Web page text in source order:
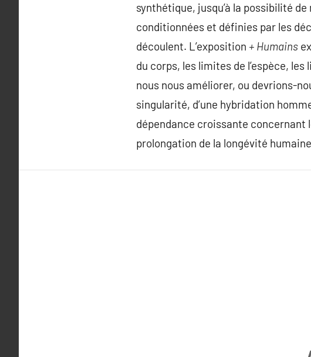
synthétique, jusqu’à la possibilité
conditionnées et définies par les
découlent. L’exposition + Humains
du corps, les limites de l’espèce,
nous nous améliorer, ou devrions-
singularité, d’une hybridation
dépendance croissante concernant
prolongation de la longévité